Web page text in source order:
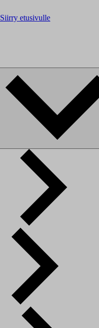
Siirry etusivulle